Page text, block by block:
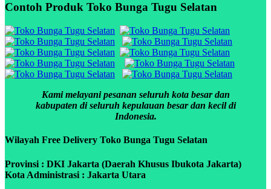
Contoh Produk Toko Bunga Tugu Selatan
Kami melayani pesanan seluruh kota besar dan
kabupaten di seluruh kepulauan besar dan kecil di
Indonesia.
Wilayah Free Delivery Toko Bunga Tugu Selatan
Provinsi : DKI Jakarta (Daerah Khusus Ibukota Jakarta)
Kota Administrasi : Jakarta Utara